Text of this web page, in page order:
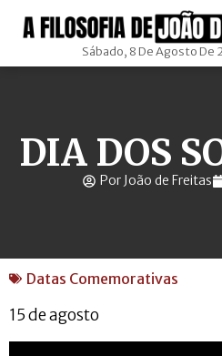
Sábado, 8 De Agosto De
DIA DOS
Por João de Freitas
Datas Comemorativas
15 de agosto